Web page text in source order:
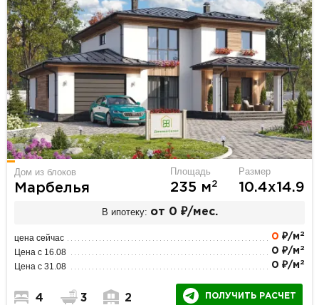
Дом из блоков
Марбелья
Площадь
235 м2
Размер
10.4х14.9
В ипотеку: от 0 ₽/мес.
цена сейчас 0 ₽/м 2
Цена с 16.08 0 ₽/м 2
Цена с 31.08 0 ₽/м 2
4 3 2 ПОЛУЧИТЬ РАСЧЕТ